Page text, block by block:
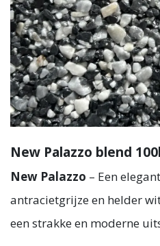
New Palazzo blend
New Palazzo – Een
antracietgrijze en helder
een strakke en moderne